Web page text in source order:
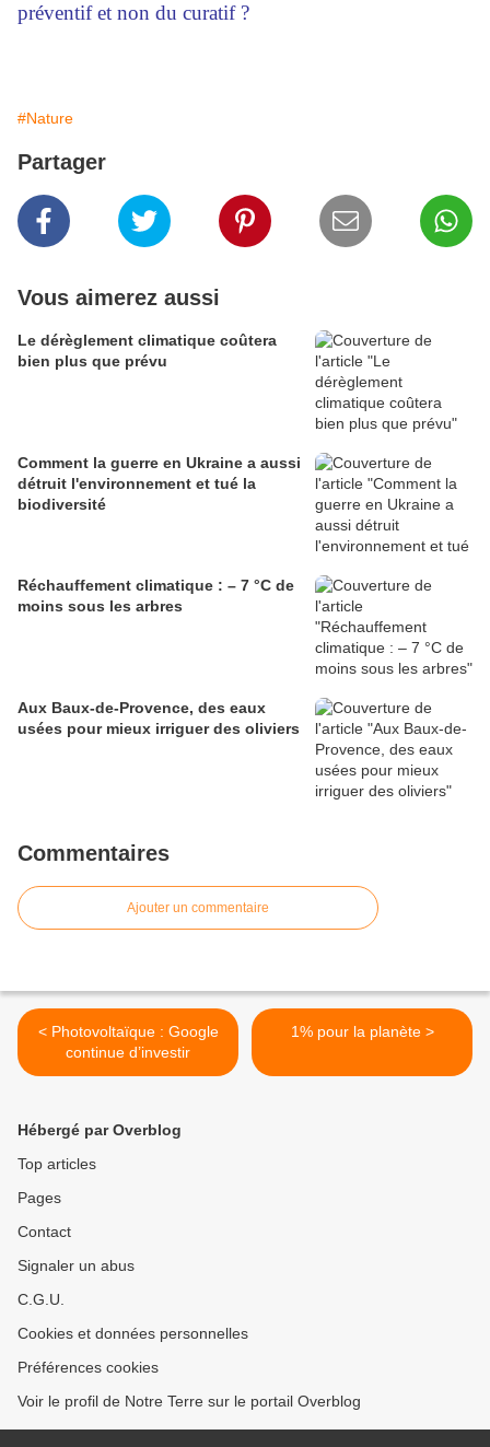
préventif et non du curatif ?
#Nature
Partager
Vous aimerez aussi
Le dérèglement climatique coûtera
bien plus que prévu
Comment la guerre en Ukraine a aussi
détruit l'environnement et tué la
biodiversité
Réchauffement climatique : – 7 °C de
moins sous les arbres
Aux Baux-de-Provence, des eaux
usées pour mieux irriguer des oliviers
Commentaires
Ajouter un commentaire
< Photovoltaïque : Google
continue d’investir
1% pour la planète >
Hébergé par Overblog
Top articles
Pages
Contact
Signaler un abus
C.G.U.
Cookies et données personnelles
Préférences cookies
Voir le profil de Notre Terre sur le portail Overblog